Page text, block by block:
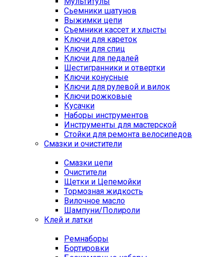
Сьемники шатунов
Выжимки цепи
Съемники кассет и хлысты
Ключи для кареток
Ключи для спиц
Ключи для педалей
Шестигранники и отвертки
Ключи конусные
Ключи для рулевой и вилок
Ключи рожковые
Кусачки
Наборы инструментов
Инструменты для мастерской
Стойки для ремонта велосипедов
Смазки и очистители
Смазки цепи
Очистители
Щетки и Цепемойки
Тормозная жидкость
Вилочное масло
Шампуни/Полироли
Клей и латки
Ремнаборы
Бортировки